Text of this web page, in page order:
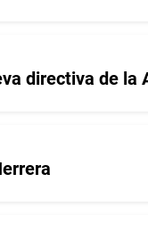
directiva de la